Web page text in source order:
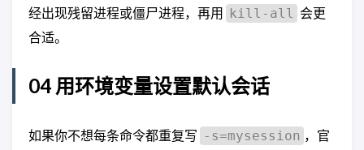
经出现残留进程或僵尸进程，再用 kill-all 会更
合适。
04 用环境变量设置默认会话
如果你不想每条命令都重复写 -s=mysession ，官